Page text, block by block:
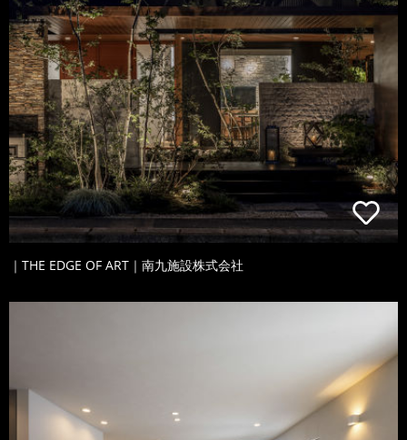
｜THE EDGE OF ART｜南九施設株式会社